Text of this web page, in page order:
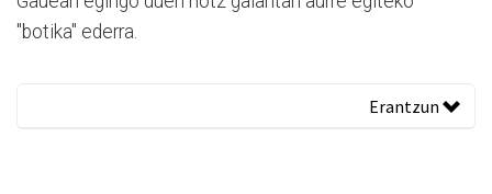
"botika" ederra.
Erantzun